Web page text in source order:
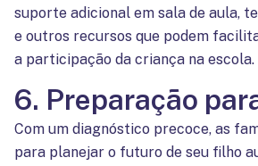
suporte adicional em sala de aula,
e outros recursos que podem
a participação da criança na escola.
6. Preparação
Com um diagnóstico precoce, as
para planejar o futuro de seu filho